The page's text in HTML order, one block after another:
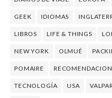
GEEK IDIOMAS
LIBROS LIFE & THINGS
NEW YORK OLMUÉ
POMAIRE
TECNOLOGÍA USA